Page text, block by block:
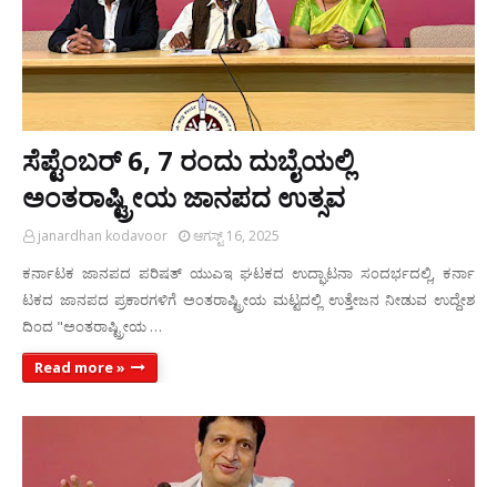
ಸೆಪ್ಟೆಂಬರ್ 6, 7 ರಂದು ದುಬೈಯಲ್ಲಿ
ಅಂತರಾಷ್ಟ್ರೀಯ ಜಾನಪದ ಉತ್ಸವ
janardhan kodavoor ಆಗಸ್ಟ್ 16, 2025
ಕರ್ನಾಟಕ ಜಾನಪದ ಪರಿಷತ್ ಯುಎಇ ಘಟಕದ ಉದ್ಘಾಟನಾ ಸಂದರ್ಭದಲ್ಲಿ, ಕರ್ನಾ
ಟಕದ ಜಾನಪದ ಪ್ರಕಾರಗಳಿಗೆ ಅಂತರಾಷ್ಟ್ರೀಯ ಮಟ್ಟದಲ್ಲಿ ಉತ್ತೇಜನ ನೀಡುವ ಉದ್ದೇಶ
ದಿಂದ "ಅಂತರಾಷ್ಟ್ರೀಯ …
Read more »